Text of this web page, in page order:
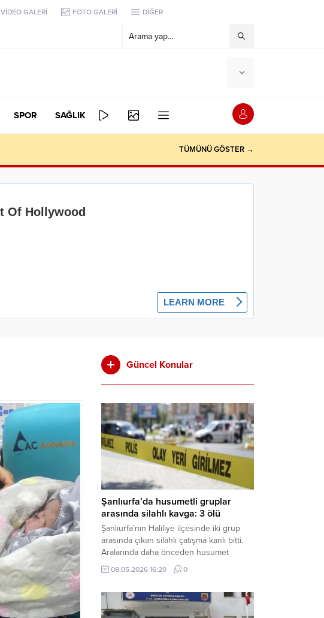
VİDEO GALERİ FOTO GALERİ DİĞER
SPOR SAĞLIK
TÜMÜNÜ GÖSTER →
Güncel Konular
Şanlıurfa’da husumetli gruplar
arasında silahlı kavga: 3 ölü
Şanlıurfa’nın Haliliye ilçesinde iki grup
arasında çıkan silahlı çatışma kanlı bitti.
Aralarında daha önceden husumet
olduğu öğrenilen tarafların kavgası
neticesinde 3 kişi olay yerinde yaşamını
ilçesine bağlı kırsal Konaç Mahallesi’nde
meydana geldi. Edinilen bilgilere göre,
08.05.2026 16:20 0